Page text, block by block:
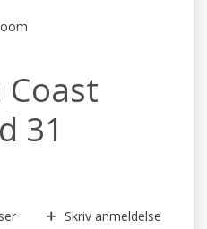
31
Skriv anmeldelse